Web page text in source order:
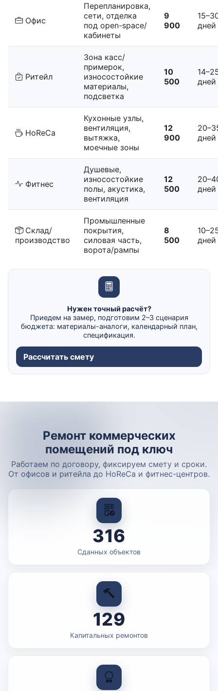
Офис
Перепланировка,
сети, отделка
под open-space/
кабинеты
9
900
дней
Ритейл
Зона касс/
примерок,
износостойкие
материалы,
подсветка
10
500
дней
HoReCa
Кухонные узлы,
вентиляция,
вытяжка,
моечные зоны
12
900
дней
Фитнес
Душевые,
износостойкие
полы, акустика,
вентиляция
12
500
дней
Склад/
производство
Промышленные
покрытия,
силовая часть,
ворота/рампы
8
500
дней
Нужен точный расчёт?
Приедем на замер, подготовим 2–3 сценария
бюджета: материалы-аналоги, календарный план,
спецификация.
Рассчитать смету
Ремонт коммерческих
помещений под ключ
Работаем по договору, фиксируем смету и сроки.
От офисов и ритейла до HoReCa и фитнес-центров.
316
Сданных объектов
129
Капитальных ремонтов